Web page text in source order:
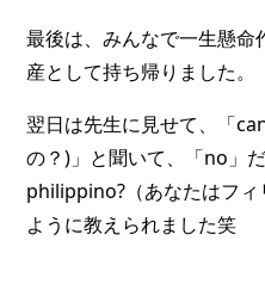
最後は、みんなで一生懸
産として持ち帰りました。
翌日は先生に見せて、「
の？)」と聞いて、「no」
philippino?（あなたはフィ
ように教えられました笑